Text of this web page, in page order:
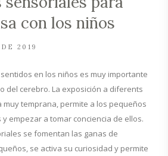
con los niños
2019
en los niños es muy importante
del cerebro. La exposición a diferents
muy temprana, permite a los pequeños
empezar a tomar conciencia de ellos.
se fomentan las ganas de
se activa su curiosidad y permite